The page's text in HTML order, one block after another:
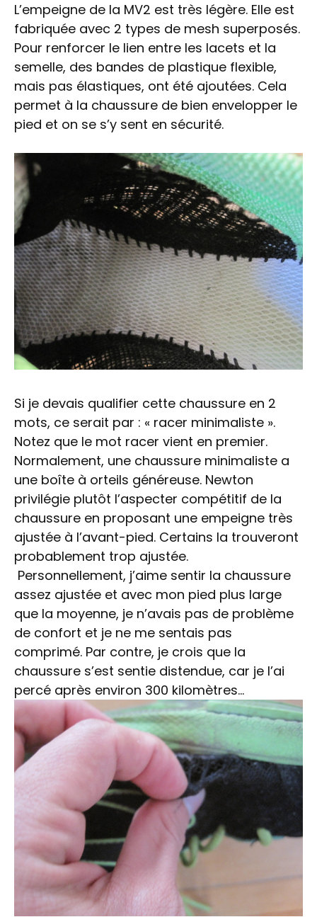
L’empeigne de la MV2 est très légère. Elle est
fabriquée avec 2 types de mesh superposés.
Pour renforcer le lien entre les lacets et la
semelle, des bandes de plastique flexible,
mais pas élastiques, ont été ajoutées. Cela
permet à la chaussure de bien envelopper le
pied et on se s’y sent en sécurité.
Si je devais qualifier cette chaussure en 2
mots, ce serait par : « racer minimaliste ».
Notez que le mot racer vient en premier.
Normalement, une chaussure minimaliste a
une boîte à orteils généreuse. Newton
privilégie plutôt l’aspecter compétitif de la
chaussure en proposant une empeigne très
ajustée à l’avant-pied. Certains la trouveront
probablement trop ajustée.
Personnellement, j’aime sentir la chaussure
assez ajustée et avec mon pied plus large
que la moyenne, je n’avais pas de problème
de confort et je ne me sentais pas
comprimé. Par contre, je crois que la
chaussure s’est sentie distendue, car je l’ai
percé après environ 300 kilomètres…